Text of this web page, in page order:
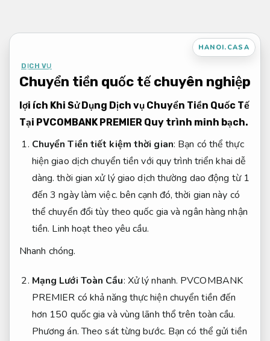
nội
HANOI.CASA
DỊCH VỤ
Chuyển tiền quốc tế chuyên nghiệp
lợi ích Khi Sử Dụng Dịch vụ Chuyển Tiền Quốc Tế
Tại PVCOMBANK PREMIER Quy trình minh bạch.
Chuyển Tiền tiết kiệm thời gian: Bạn có thể thực
hiện giao dịch chuyển tiền với quy trình triển khai dễ
dàng. thời gian xử lý giao dịch thường dao động từ 1
đến 3 ngày làm việc. bên cạnh đó, thời gian này có
thể chuyển đổi tùy theo quốc gia và ngân hàng nhận
tiền. Linh hoạt theo yêu cầu.
Nhanh chóng.
Mạng Lưới Toàn Cầu: Xử lý nhanh. PVCOMBANK
PREMIER có khả năng thực hiện chuyển tiền đến
hơn 150 quốc gia và vùng lãnh thổ trên toàn cầu.
Phương án. Theo sát từng bước. Bạn có thể gửi tiền